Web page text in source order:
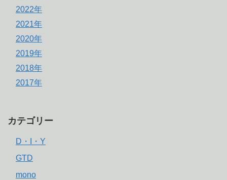
2022年
2021年
2020年
2019年
2018年
2017年
カテゴリー
D・I・Y
GTD
mono